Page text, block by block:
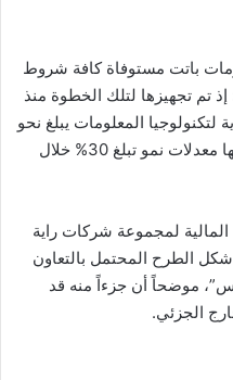
باتت مستوفاة كافة شروط
تم تجهيزها لتلك الخطوة منذ
لتكنولوجيا المعلومات يبلغ نحو
5 مليارات جنيه حالياً، مرجحاً تسجيلها معدلات نمو تبلغ 30% خلال
لمجموعة شركات راية
الطرح المحتمل بالتعاون
موضحاً أن جزءاً منه قد
الجزئي.